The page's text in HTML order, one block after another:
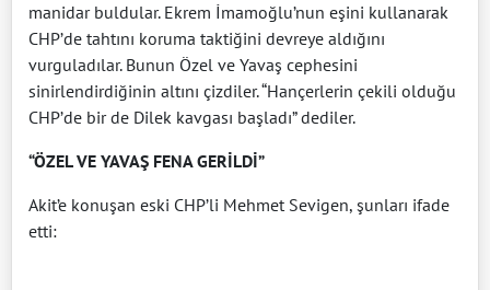
manidar buldular. Ekrem İmamoğlu’nun eşini kullanarak
CHP’de tahtını koruma taktiğini devreye aldığını
vurguladılar. Bunun Özel ve Yavaş cephesini
sinirlendirdiğinin altını çizdiler. “Hançerlerin çekili olduğu
CHP’de bir de Dilek kavgası başladı” dediler.
“ÖZEL VE YAVAŞ FENA GERİLDİ”
Akit’e konuşan eski CHP’li Mehmet Sevigen, şunları ifade
etti: